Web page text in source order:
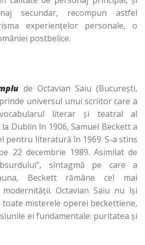
secundar, recompun astfel
experienţelor personale, o
postbelice.
de Octavian Saiu (Bucureşti,
universul unui scriitor care a
literar şi teatral al
Dublin în 1906, Samuel Beckett a
pentru literatură în 1969. S-a stins
22 decembrie 1989. Asimilat de
sintagmă pe care a
Beckett rămâne cel mai
Octavian Saiu nu îşi
misterele operei beckettiene,
ei fundamentale: puritatea şi